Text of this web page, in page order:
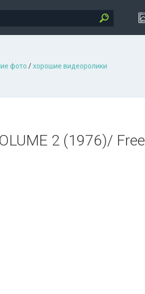
фото /хорошие видеоролики
2 (1976)/ Free